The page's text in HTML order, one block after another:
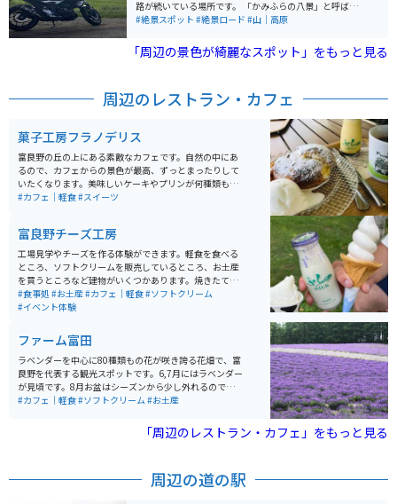
揃っています。 ここでは体験型の美術館、観覧車、お土
産ショップ、バーベキューテラス、アイスクリーム工
能な施設が集結しており、飽きることなく楽しい時間が
過ごせます。 道中も富良野の大自然を堪能できて、オス
路が続いている場所です。 「かみふらの八景」と呼ばれ
る、上富良野町の観光スポットの1つで、十勝連峰を遠
めます。西11線とも呼ばれ、人気の観光スポットです。
#絶景スポット #絶景ロード #山｜高原
「周辺の景色が綺麗なスポット」をもっと見る
周辺のレストラン・カフェ
菓子工房フラノデリス
富良野の丘の上にある素敵なカフェです。自然の中にあ
るので、カフェからの景色が最高、ずっとまったりして
いたくなります。美味しいケーキやプリンが何種類もあ
るので、どれを食べるか迷うのもまた楽しみの1つ。
を覗くのも楽しいです。
#カフェ｜軽食#スイーツ
富良野チーズ工房
工場見学やチーズを作る体験ができます。軽食を食べる
ところ、ソフトクリームを販売しているところ、お土産
を買うところなど建物がいくつかあります。焼きたての
ピザやソフトクリーム、ジェラートもあります。
#食事処 #お土産#カフェ｜軽食#ソフトクリーム
#イベント体験
ファーム富田
ラベンダーを中心に80種類もの花が咲き誇る花畑で、富
良野を代表する観光スポットです。6,7月にはラベンダー
が見頃です。8月お盆はシーズンから少し外れるので、オ
ススメは、7月までです。 レストラン、売店、ソフトク
花の一番の時期にはかなり混みあうので、早朝に訪れる
#カフェ｜軽食#ソフトクリーム#お土産
「周辺のレストラン・カフェ」をもっと見る
周辺の道の駅